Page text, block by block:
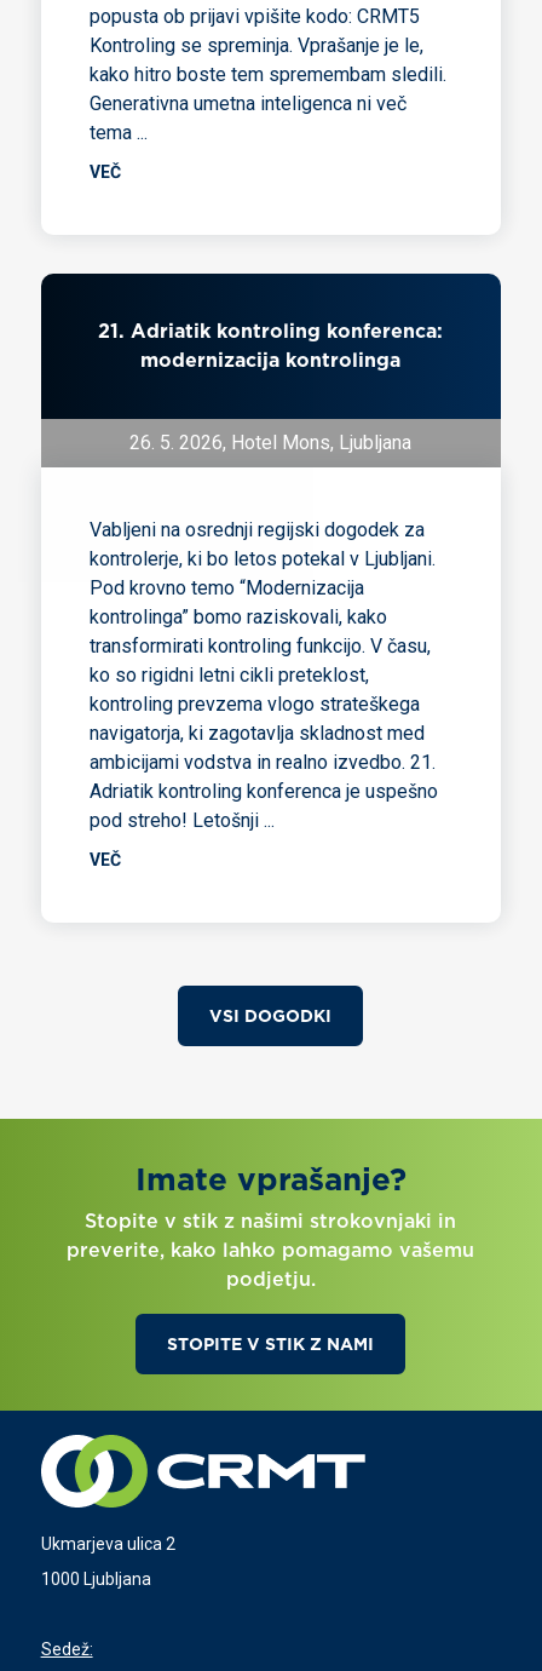
popusta ob prijavi vpišite kodo: CRMT5
Kontroling se spreminja. Vprašanje je le,
kako hitro boste tem spremembam sledili.
Generativna umetna inteligenca ni več
tema ...
VEČ
21. Adriatik kontroling konferenca:
modernizacija kontrolinga
26. 5. 2026, Hotel Mons, Ljubljana
Vabljeni na osrednji regijski dogodek za
kontrolerje, ki bo letos potekal v Ljubljani.
Pod krovno temo “Modernizacija
kontrolinga” bomo raziskovali, kako
transformirati kontroling funkcijo. V času,
ko so rigidni letni cikli preteklost,
kontroling prevzema vlogo strateškega
navigatorja, ki zagotavlja skladnost med
ambicijami vodstva in realno izvedbo. 21.
Adriatik kontroling konferenca je uspešno
pod streho! Letošnji ...
VEČ
VSI DOGODKI
Imate vprašanje?
Stopite v stik z našimi strokovnjaki in
preverite, kako lahko pomagamo vašemu
podjetju.
STOPITE V STIK Z NAMI
Ukmarjeva ulica 2
1000 Ljubljana
Sedež: